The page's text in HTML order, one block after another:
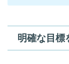
明確な目標